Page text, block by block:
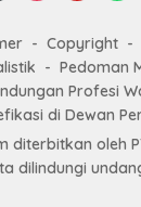
Copyright
Pedoman
Profesi
di Dewan
diterbitkan oleh
dilindungi